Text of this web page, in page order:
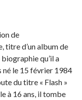
de
titre d’un album de
qu’il a
né le 15 février 1984
du titre « Flash »
à 16 ans, il tombe